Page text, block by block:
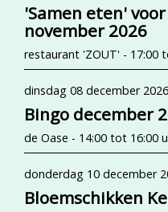
'Samen eten'
november 2026
restaurant 'ZOUT' - 17:00
dinsdag 08 december 2026
Bingo december
de Oase - 14:00 tot 16:00
donderdag 10 december
Bloemschikken